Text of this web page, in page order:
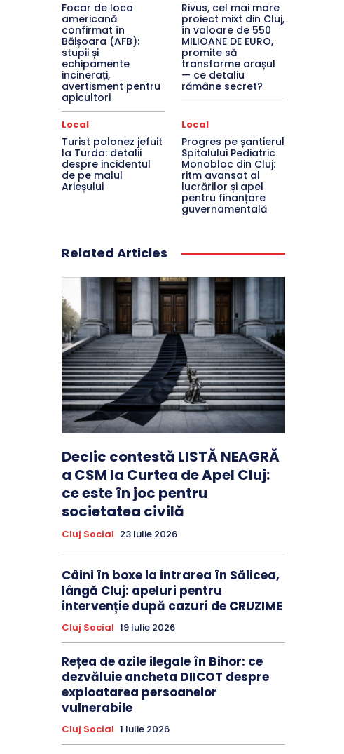
Focar de loca
americană
confirmat în
Băișoara (AFB):
stupii și
echipamente
incinerați,
avertisment pentru
apicultori
Rivus, cel mai mare
proiect mixt din Cluj,
în valoare de 550
MILIOANE DE EURO,
promite să
transforme orașul
— ce detaliu
rămâne secret?
Local
Turist polonez jefuit
la Turda: detalii
despre incidentul
de pe malul
Arieșului
Local
Progres pe șantierul
Spitalului Pediatric
Monobloc din Cluj:
ritm avansat al
lucrărilor și apel
pentru finanțare
guvernamentală
Related Articles
Declic contestă LISTĂ NEAGRĂ
a CSM la Curtea de Apel Cluj:
ce este în joc pentru
societatea civilă
Cluj Social 23 Iulie 2026
Câini în boxe la intrarea în Sălicea,
lângă Cluj: apeluri pentru
intervenție după cazuri de CRUZIME
Cluj Social 19 Iulie 2026
Rețea de azile ilegale în Bihor: ce
dezvăluie ancheta DIICOT despre
exploatarea persoanelor
vulnerabile
Cluj Social 1 Iulie 2026